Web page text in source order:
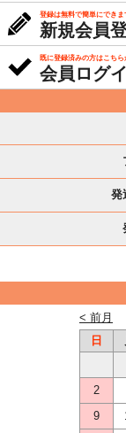
登録は無料で簡単にできま
新規会員
既に登録済みの方はこちら
会員ログ
発
< 前月
日
2
9